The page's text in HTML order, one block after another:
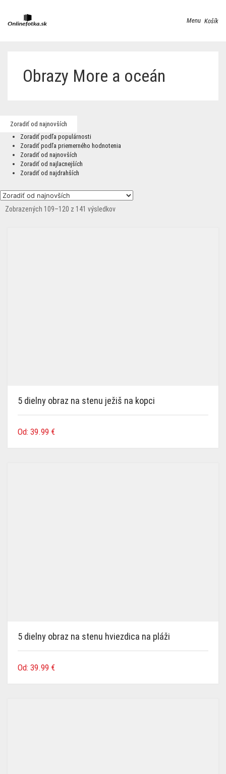
Menu Košík
Obrazy More a oceán
Zoradiť od najnovších
Zoradiť podľa populárnosti
Zoradiť podľa priemerného hodnotenia
Zoradiť od najnovších
Zoradiť od najlacnejších
Zoradiť od najdrahších
Zobrazených 109–120 z 141 výsledkov
5 dielny obraz na stenu ježiš na kopci
Od: 39.99 €
5 dielny obraz na stenu hviezdica na pláži
Od: 39.99 €